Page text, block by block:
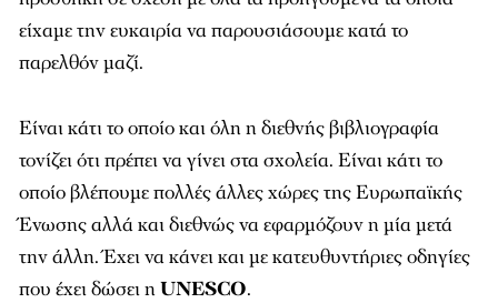
είχαμε την ευκαιρία να παρουσιάσουμε κατά το
παρελθόν μαζί.
Είναι κάτι το οποίο και όλη η διεθνής βιβλιογραφία
τονίζει ότι πρέπει να γίνει στα σχολεία. Είναι κάτι το
οποίο βλέπουμε πολλές άλλες χώρες της Ευρωπαϊκής
Ένωσης αλλά και διεθνώς να εφαρμόζουν η μία μετά
την άλλη. Έχει να κάνει και με κατευθυντήριες οδηγίες
που έχει δώσει ηUNESCO.